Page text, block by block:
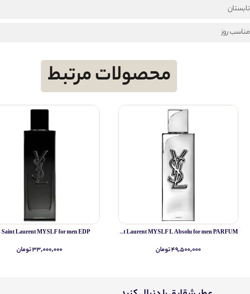
تابستان
مناسب روز
محصولات مرتبط
Yves Saint Laurent MYSLF L Absolu for men PARFUM
۴۹,۵۰۰,۰۰۰ تومان
Saint Laurent MYSLF for men EDP
۳۳,۰۰۰,۰۰۰ تومان